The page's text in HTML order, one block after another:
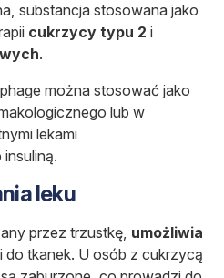
substancja stosowana jako
cukrzycy typu 2 i
.
można stosować jako
lub w
lekami
leku
przez trzustkę, umożliwia
do tkanek. U osób z cukrzycą